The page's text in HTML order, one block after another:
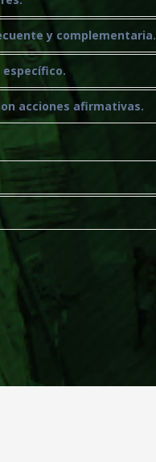
y complementaria.
acciones afirmativas.